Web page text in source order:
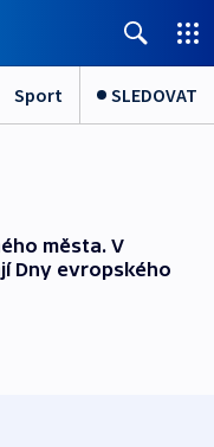
Sport SLEDOVAT
města. V
Dny evropského